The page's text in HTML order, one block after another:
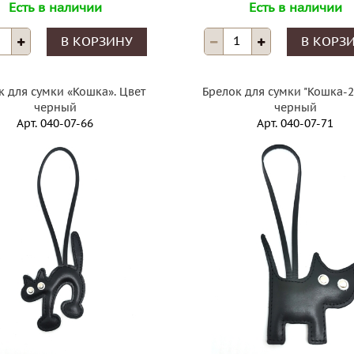
SALE !
Акция
Есть в наличии
В КОРЗИНУ
Есть в наличии
В
для сумки «Кошка». Цвет
черный
Арт. 040-07-66
Брелок для сумки "Кошка-
черный
Арт. 040-07-71